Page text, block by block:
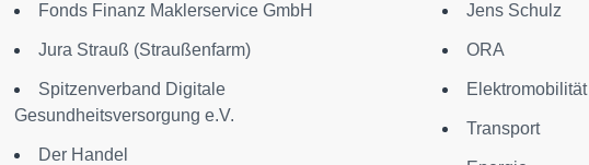
Fonds Finanz Maklerservice GmbH
Jura Strauß (Straußenfarm)
Spitzenverband Digitale
Gesundheitsversorgung e.V.
Der Handel
Jens Schulz
ORA
Elektromobilität
Transport